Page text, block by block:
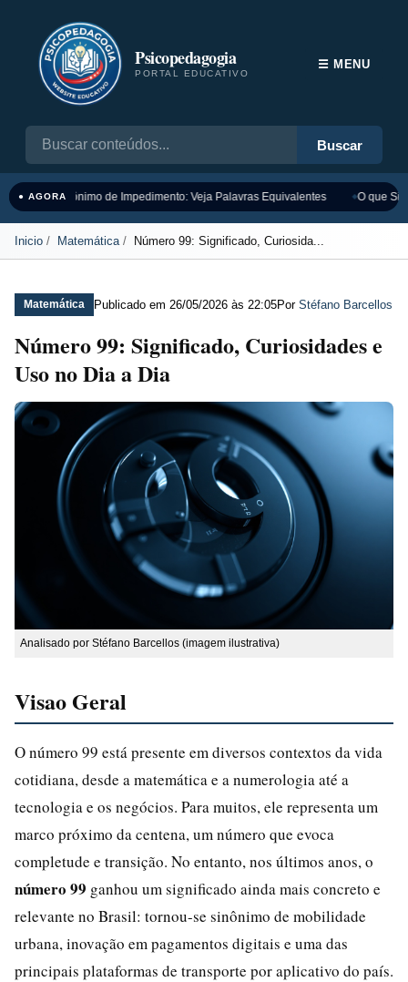
Psicopedagogia
PORTAL EDUCATIVO
Buscar
☰ MENU
● AGORASinônimo de Impedimento: Veja Palavras Equivalentes O que
Inicio Matemática Número 99: Significado, Curiosida...
Matemática Publicado em 26/05/2026 às 22:05Por Stéfano Barcellos
Número 99: Significado, Curiosidades e
Uso no Dia a Dia
Analisado por Stéfano Barcellos (imagem ilustrativa)
Visao Geral
O número 99 está presente em diversos contextos da vida
cotidiana, desde a matemática e a numerologia até a
tecnologia e os negócios. Para muitos, ele representa um
marco próximo da centena, um número que evoca
completude e transição. No entanto, nos últimos anos, o
número 99 ganhou um significado ainda mais concreto e
relevante no Brasil: tornou-se sinônimo de mobilidade
urbana, inovação em pagamentos digitais e uma das
principais plataformas de transporte por aplicativo do país.